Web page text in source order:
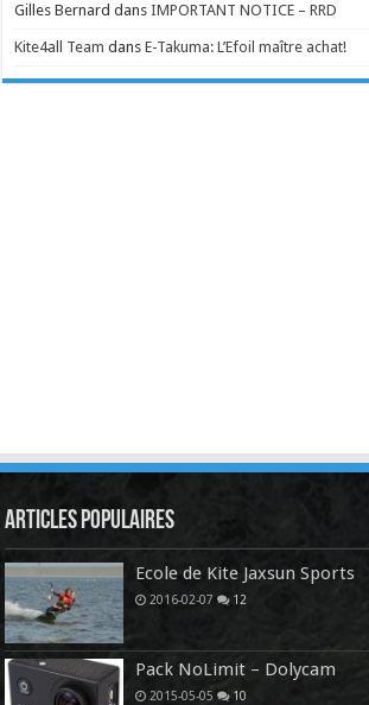
Gilles Bernard dansIMPORTANT NOTICE – RRD
Kite4all Team dansE-Takuma: L’Efoil maître achat!
Articles Populaires
Ecole de Kite Jaxsun Sports
2016-02-07 12
Pack NoLimit – Dolycam
2015-05-05 10